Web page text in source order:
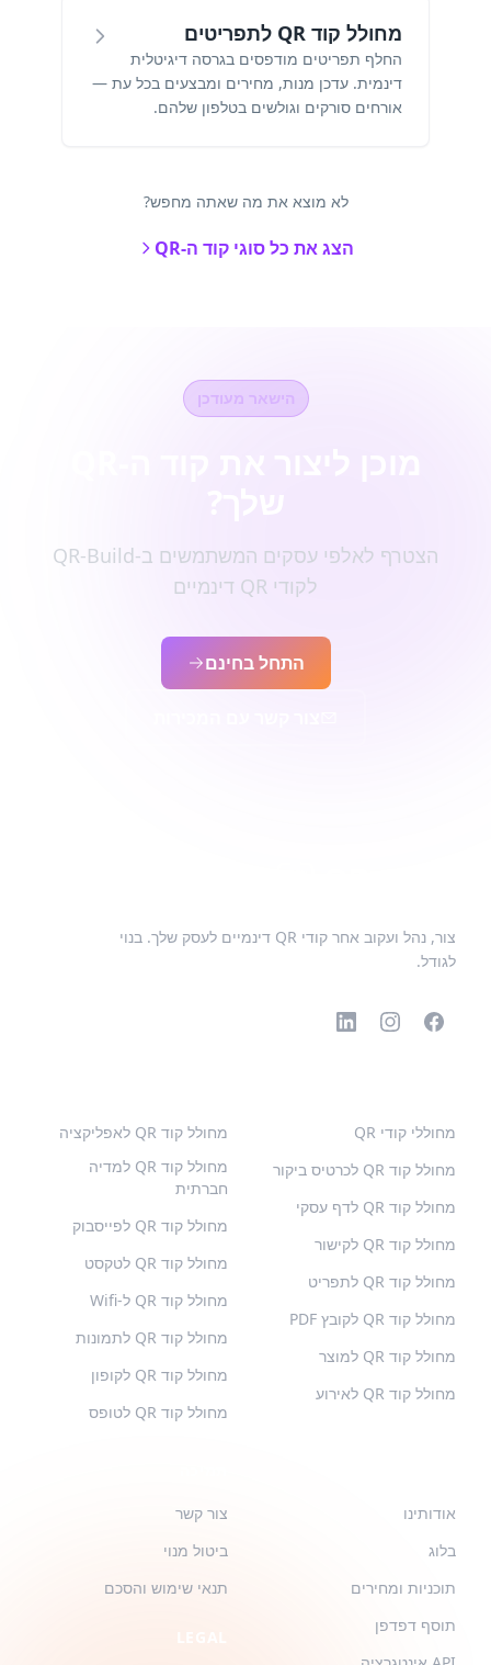
מחולל קוד QR לתפריטים
החלף תפריטים מודפסים בגרסה דיגיטלית
דינמית. עדכן מנות, מחירים ומבצעים בכל עת —
אורחים סורקים וגולשים בטלפון שלהם.
לא מוצא את מה שאתה מחפש?
הצג את כל סוגי קוד ה-QR
הישאר מעודכן
הצטרף לאלפי עסקים המשתמשים ב-QR-Build
לקודי QR דינמיים
התחל בחינם
צור, נהל ועקוב אחר קודי QR דינמיים לעסק שלך. בנוי
לגודל.
מחוללי קודי QR
מחולל קוד QR לכרטיס ביקור
מחולל קוד QR לדף עסקי
מחולל קוד QR לקישור
מחולל קוד QR לתפריט
מחולל קוד QR לקובץ PDF
מחולל קוד QR למוצר
מחולל קוד QR לאירוע
מחולל קוד QR לאפליקציה
מחולל קוד QR למדיה
חברתית
מחולל קוד QR לפייסבוק
מחולל קוד QR לטקסט
מחולל קוד QR ל-Wifi
מחולל קוד QR לתמונות
מחולל קוד QR לקופון
מחולל קוד QR לטופס
אודותינו
בלוג
תוכניות ומחירים
תוסף דפדפן
צור קשר
ביטול מנוי
תנאי שימוש והסכם